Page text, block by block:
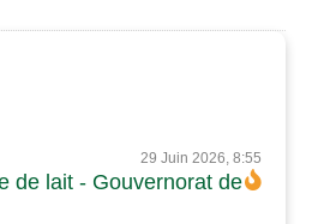
29 Juin 2026, 8:55
de lait - Gouvernorat de